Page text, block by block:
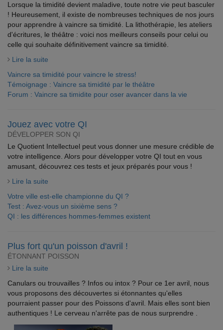
Lorsque la timidité devient maladive, toute notre vie peut basculer
! Heureusement, il existe de nombreuses techniques de nos jours
pour apprendre à vaincre sa timidité. La lithothérapie, les ateliers
d'écritures, le théâtre : voici nos meilleurs conseils pour celui ou
celle qui souhaite définitivement vaincre sa timidité.
Lire la suite
Vaincre sa timidité pour vaincre le stress!
Témoignage : Vaincre sa timidité par le théâtre
Forum : Vaincre sa timidite pour oser avancer dans la vie
Jouez avec votre QI
DÉVELOPPER SON QI
Le Quotient Intellectuel peut vous donner une mesure crédible de
votre intelligence. Alors pour développer votre QI tout en vous
amusant, découvrez ces tests et jeux préparés pour vous !
Lire la suite
Votre ville est-elle championne du QI ?
Test : Avez-vous un sixième sens ?
QI : les différences hommes-femmes existent
Plus fort qu'un poisson d'avril !
ÉTONNANT POISSON
Lire la suite
Canulars ou trouvailles ? Infos ou intox ? Pour ce 1er avril, nous
vous proposons des découvertes si étonnantes qu'elles
pourraient passer pour des Poissons d'avril. Mais elles sont bien
authentiques ! Le cerveau n'arrête pas de nous surprendre .